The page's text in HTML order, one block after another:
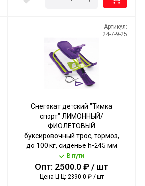
Артикул:
24-7-9-25
Снегокат детский "Тимка
спорт" ЛИМОННЫЙ/
ФИОЛЕТОВЫЙ
буксировочный трос, тормоз,
до 100 кг, сиденье h-245 мм
арт. ТСП/ЛФ NIKA [1]
В пути
Опт: 2500.0 ₽ / шт
Цена Ц-Ц: 2390.0 ₽ / шт